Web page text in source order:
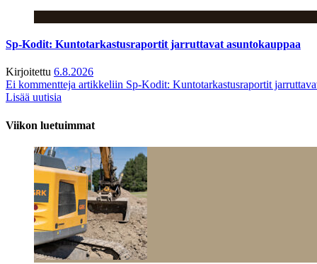
Sp-Kodit: Kuntotarkastusraportit jarruttavat asuntokauppaa
Kirjoitettu 6.8.2026
Ei kommentteja artikkeliin Sp-Kodit: Kuntotarkastusraportit
Lisää uutisia
Viikon luetuimmat